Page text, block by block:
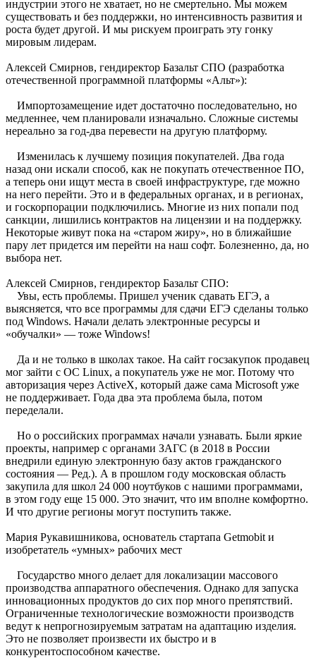
индустрии этого не хватает, но не смертельно. Мы можем
существовать и без поддержки, но интенсивность развития и
роста будет другой. И мы рискуем проиграть эту гонку
мировым лидерам.
Алексей Смирнов, гендиректор Базальт СПО (разработка
отечественной программной платформы «Альт»):
Импортозамещение идет достаточно последовательно, но
медленнее, чем планировали изначально. Сложные системы
нереально за год-два перевести на другую платформу.
Изменилась к лучшему позиция покупателей. Два года
назад они искали способ, как не покупать отечественное ПО,
а теперь они ищут места в своей инфраструктуре, где можно
на него перейти. Это и в федеральных органах, и в регионах,
и госкорпорации подключились. Многие из них попали под
санкции, лишились контрактов на лицензии и на поддержку.
Некоторые живут пока на «старом жиру», но в ближайшие
пару лет придется им перейти на наш софт. Болезненно, да, но
выбора нет.
Алексей Смирнов, гендиректор Базальт СПО:
Увы, есть проблемы. Пришел ученик сдавать ЕГЭ, а
выясняется, что все программы для сдачи ЕГЭ сделаны только
под Windows. Начали делать электронные ресурсы и
«обучалки» — тоже Windows!
Да и не только в школах такое. На сайт госзакупок продавец
мог зайти с ОС Linux, а покупатель уже не мог. Потому что
авторизация через ActiveX, который даже сама Microsoft уже
не поддерживает. Года два эта проблема была, потом
переделали.
Но о российских программах начали узнавать. Были яркие
проекты, например с органами ЗАГС (в 2018 в России
внедрили единую электронную базу актов гражданского
состояния — Ред.). А в прошлом году московская область
закупила для школ 24 000 ноутбуков с нашими программами,
в этом году еще 15 000. Это значит, что им вполне комфортно.
И что другие регионы могут поступить также.
Мария Рукавишникова, основатель стартапа Getmobit и
изобретатель «умных» рабочих мест
Государство много делает для локализации массового
производства аппаратного обеспечения. Однако для запуска
инновационных продуктов до сих пор много препятствий.
Ограниченные технологические возможности производств
ведут к непрогнозируемым затратам на адаптацию изделия.
Это не позволяет произвести их быстро и в
конкурентоспособном качестве.